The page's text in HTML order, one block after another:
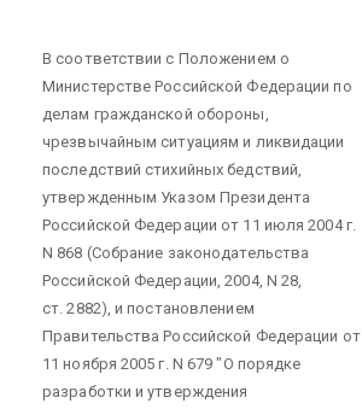
В соответствии с Положением о
Министерстве Российской Федерации по
делам гражданской обороны,
чрезвычайным ситуациям и ликвидации
последствий стихийных бедствий,
утвержденным Указом Президента
Российской Федерации от 11 июля 2004 г.
N 868 (Собрание законодательства
Российской Федерации, 2004, N 28,
ст. 2882), и постановлением
Правительства Российской Федерации от
11 ноября 2005 г. N 679 "О порядке
разработки и утверждения